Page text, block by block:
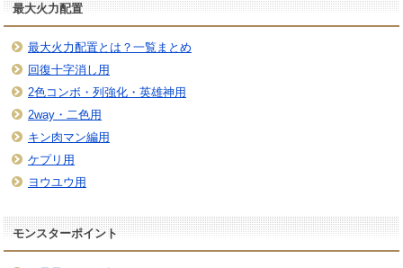
最大火力配置
最大火力配置とは？一覧まとめ
回復十字消し用
2色コンボ・列強化・英雄神用
2way・二色用
キン肉マン編用
ケプリ用
ヨウユウ用
モンスターポイント